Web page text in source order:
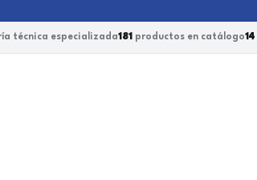
técnica especializada181 productos en catálogo14